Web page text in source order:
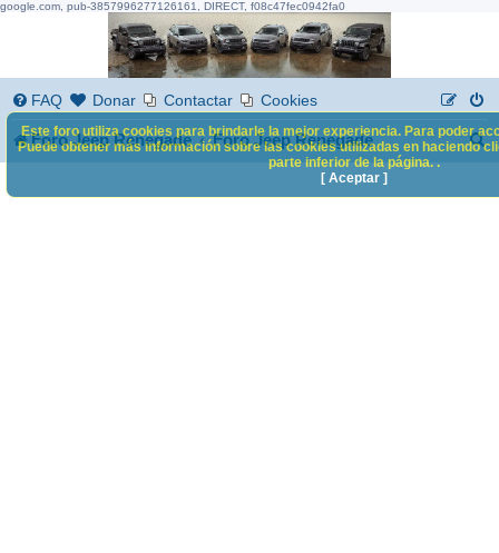
google.com, pub-3857996277126161, DIRECT, f08c47fec0942fa0
FAQ Donar Contactar Cookies
Foro Jeep Renegade Foro Jeep Renegade
B
s
Este foro utiliza cookies para brindarle la mejor experiencia. Para poder
Puede obtener más información sobre las cookies utilizadas en haciendo
parte inferior de la página. .
[ Aceptar ]